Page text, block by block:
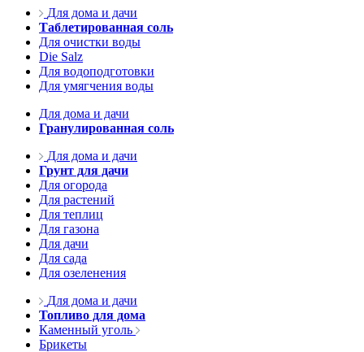
Для дома и дачи
Таблетированная соль
Для очистки воды
Die Salz
Для водоподготовки
Для умягчения воды
Для дома и дачи
Гранулированная соль
Для дома и дачи
Грунт для дачи
Для огорода
Для растений
Для теплиц
Для газона
Для дачи
Для сада
Для озеленения
Для дома и дачи
Топливо для дома
Каменный уголь
Брикеты